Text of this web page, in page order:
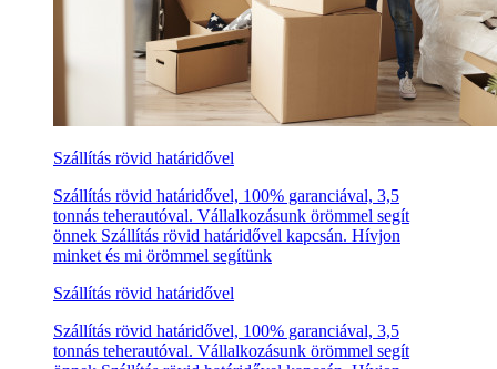
Szállítás rövid határidővel
Szállítás rövid határidővel, 100% garanciával, 3,5
tonnás teherautóval. Vállalkozásunk örömmel segít
önnek Szállítás rövid határidővel kapcsán. Hívjon
minket és mi örömmel segítünk
Szállítás rövid határidővel
Szállítás rövid határidővel, 100% garanciával, 3,5
tonnás teherautóval. Vállalkozásunk örömmel segít